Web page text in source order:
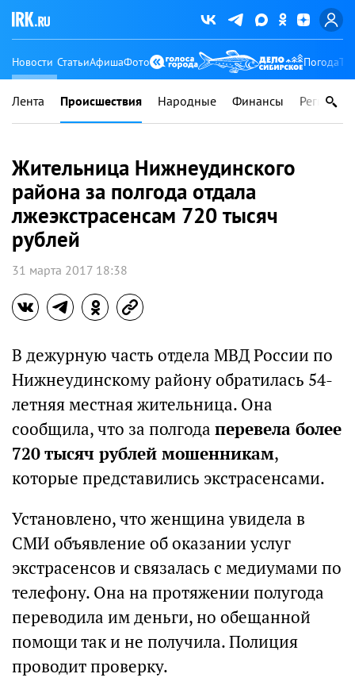
Новости СтатьиАфишаФото Погода
Лента Происшествия Народные Финансы Регионы
Жительница Нижнеудинского
района за полгода отдала
лжеэкстрасенсам 720 тысяч
рублей
31 марта 2017 18:38
В дежурную часть отдела МВД России по
Нижнеудинскому району обратилась 54-
летняя местная жительница. Она
сообщила, что за полгода перевела более
720 тысяч рублей мошенникам,
которые представились экстрасенсами.
Установлено, что женщина увидела в
СМИ объявление об оказании услуг
экстрасенсов и связалась с медиумами по
телефону. Она на протяжении полугода
переводила им деньги, но обещанной
помощи так и не получила. Полиция
проводит проверку.